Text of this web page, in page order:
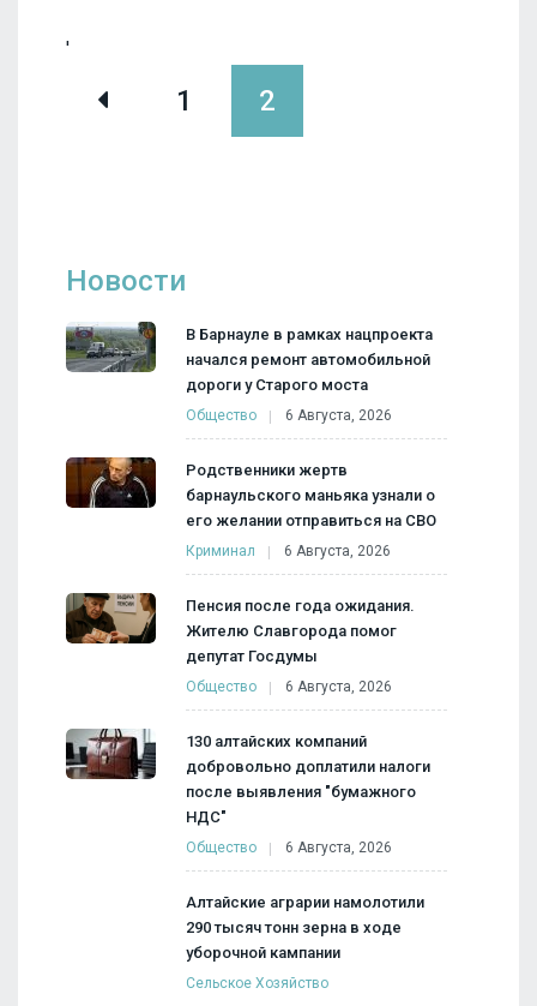
'
1 2
Новости
В Барнауле в рамках нацпроекта
начался ремонт автомобильной
дороги у Старого моста
Общество 6 Августа, 2026
Родственники жертв
барнаульского маньяка узнали о
его желании отправиться на СВО
Криминал 6 Августа, 2026
Пенсия после года ожидания.
Жителю Славгорода помог
депутат Госдумы
Общество 6 Августа, 2026
130 алтайских компаний
добровольно доплатили налоги
после выявления "бумажного
НДС"
Общество 6 Августа, 2026
Алтайские аграрии намолотили
290 тысяч тонн зерна в ходе
уборочной кампании
Сельское Хозяйство